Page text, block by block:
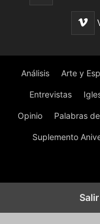
Análisis Arte y
Entrevistas
Opinio Palabras
Suplemento